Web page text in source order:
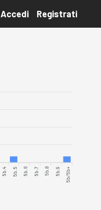
Accedi Registrati
5b.4 5b.5 5b.6 5b.7 5b.8 5b.9 5b/5b+